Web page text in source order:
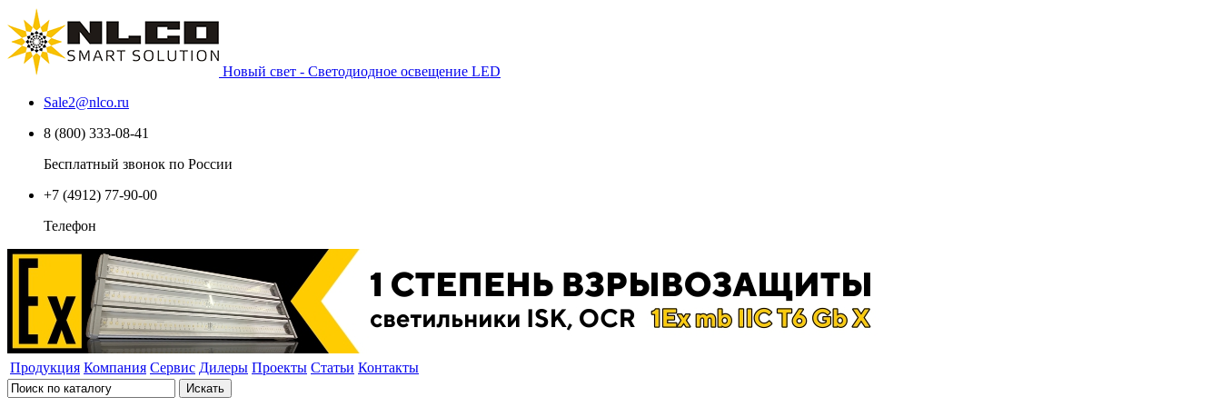
Новый свет - Светодиодное освещение LED
Sale2@nlco.ru
8 (800) 333-08-41
Бесплатный звонок по России
+7 (4912) 77-90-00
Телефон
Продукция Компания Сервис Дилеры Проекты Статьи Контакты